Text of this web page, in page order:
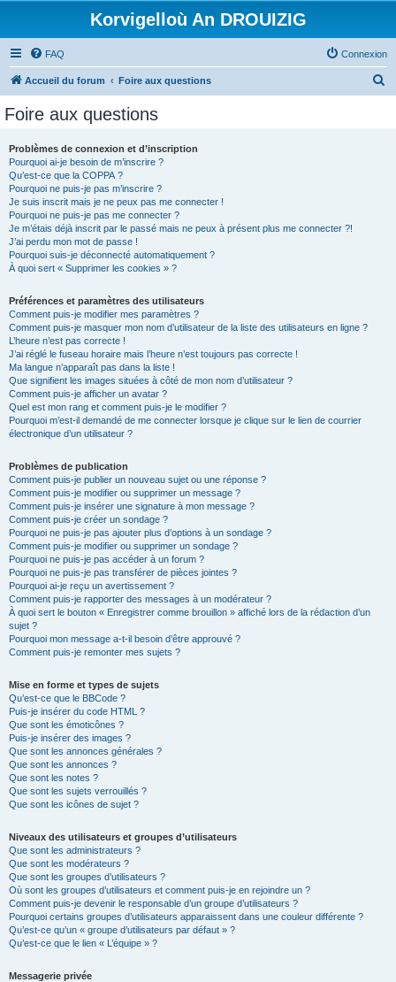
Korvigelloù An DROUIZIG
FAQ Connexion
Accueil du forum Foire aux questions
Foire aux questions
Problèmes de connexion et d’inscription
Pourquoi ai-je besoin de m’inscrire ?
Qu’est-ce que la COPPA ?
Pourquoi ne puis-je pas m’inscrire ?
Je suis inscrit mais je ne peux pas me connecter !
Pourquoi ne puis-je pas me connecter ?
Je m’étais déjà inscrit par le passé mais ne peux à présent plus me connecter ?!
J’ai perdu mon mot de passe !
Pourquoi suis-je déconnecté automatiquement ?
À quoi sert « Supprimer les cookies » ?
Préférences et paramètres des utilisateurs
Comment puis-je modifier mes paramètres ?
Comment puis-je masquer mon nom d’utilisateur de la liste des utilisateurs en ligne ?
L’heure n’est pas correcte !
J’ai réglé le fuseau horaire mais l’heure n’est toujours pas correcte !
Ma langue n’apparaît pas dans la liste !
Que signifient les images situées à côté de mon nom d’utilisateur ?
Comment puis-je afficher un avatar ?
Quel est mon rang et comment puis-je le modifier ?
Pourquoi m’est-il demandé de me connecter lorsque je clique sur le lien de courrier
électronique d’un utilisateur ?
Problèmes de publication
Comment puis-je publier un nouveau sujet ou une réponse ?
Comment puis-je modifier ou supprimer un message ?
Comment puis-je insérer une signature à mon message ?
Comment puis-je créer un sondage ?
Pourquoi ne puis-je pas ajouter plus d’options à un sondage ?
Comment puis-je modifier ou supprimer un sondage ?
Pourquoi ne puis-je pas accéder à un forum ?
Pourquoi ne puis-je pas transférer de pièces jointes ?
Pourquoi ai-je reçu un avertissement ?
Comment puis-je rapporter des messages à un modérateur ?
À quoi sert le bouton « Enregistrer comme brouillon » affiché lors de la rédaction d’un
sujet ?
Pourquoi mon message a-t-il besoin d’être approuvé ?
Comment puis-je remonter mes sujets ?
Mise en forme et types de sujets
Qu’est-ce que le BBCode ?
Puis-je insérer du code HTML ?
Que sont les émoticônes ?
Puis-je insérer des images ?
Que sont les annonces générales ?
Que sont les annonces ?
Que sont les notes ?
Que sont les sujets verrouillés ?
Que sont les icônes de sujet ?
Niveaux des utilisateurs et groupes d’utilisateurs
Que sont les administrateurs ?
Que sont les modérateurs ?
Que sont les groupes d’utilisateurs ?
Où sont les groupes d’utilisateurs et comment puis-je en rejoindre un ?
Comment puis-je devenir le responsable d’un groupe d’utilisateurs ?
Pourquoi certains groupes d’utilisateurs apparaissent dans une couleur différente ?
Qu’est-ce qu’un « groupe d’utilisateurs par défaut » ?
Qu’est-ce que le lien « L’équipe » ?
Messagerie privée